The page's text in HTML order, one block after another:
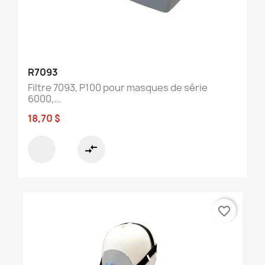
R7093
Filtre 7093, P100 pour masques de série
6000,...
18,70 $
compare_arrows
favorite_border